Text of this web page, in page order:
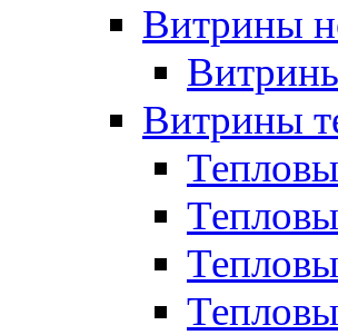
Витрины
Витрины